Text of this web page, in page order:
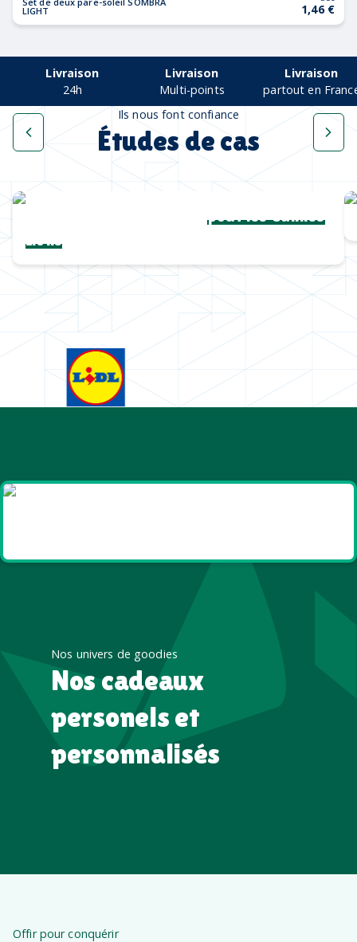
LIGHT 1,46 €
Livraison
24h
Livraison
Multi-points
Livraison
partout en
Ils nous font confiance
Études de cas
Une collection complètepour les Cannes
Lions
Nos univers de goodies
Nos cadeaux
personels et
personnalisés
Offir pour conquérir